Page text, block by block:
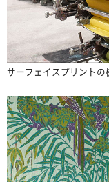
サーフェイスプリントの